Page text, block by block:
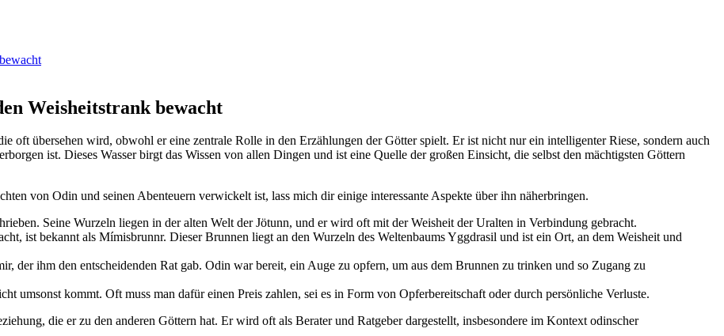
⁣Weisheitstrank bewacht
oft übersehen ‍wird, obwohl er eine zentrale Rolle in den Erzählungen der Götter​ spielt. Er ist nicht nur‍ ein intelligenter Riese, sondern auch
ist. Dieses Wasser birgt das Wissen ​von allen Dingen und ‍ist eine Quelle der großen Einsicht, die selbst den mächtigsten Göttern
⁣von Odin und​ seinen Abenteuern verwickelt ⁣ist, lass mich dir einige ⁢interessante Aspekte über ihn näherbringen.
Seine Wurzeln liegen in ‌der alten Welt⁢ der ‌Jötunn, ⁤und er wird oft mit der Weisheit der Uralten⁣ in Verbindung gebracht.
ist bekannt‌ als Mímisbrunnr. Dieser Brunnen liegt an den Wurzeln des Weltenbaums Yggdrasil und ist ein Ort, ⁤an dem‍ Weisheit und⁢
der ihm den entscheidenden‍ Rat gab. Odin war bereit, ein Auge zu opfern, um aus ​dem Brunnen zu trinken und so ⁤Zugang zu
umsonst kommt. Oft muss man dafür einen Preis zahlen, sei ​es in Form von ​Opferbereitschaft oder durch persönliche Verluste.
die er zu den anderen Göttern hat. Er wird oft ​als ⁣Berater und Ratgeber dargestellt, ​insbesondere im Kontext odinscher